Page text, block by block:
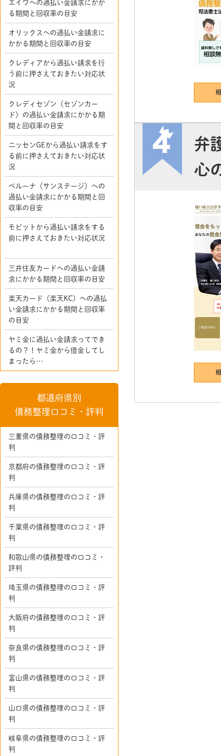
弁
心
エイワへの過払い金請求にかか
る期間と回収率の目安
オリックスへの過払い金請求に
かかる期間と回収率の目安
クレディアから過払い請求を行
う前に押さえておきたい対応状
況
クレディセゾン（セゾンカー
ド）の過払い金請求にかかる期
間と回収率の目安
ニッセンGEから過払い請求をす
る前に押さえておきたい対応状
況
ベルーナ（サンステージ）への
過払い金請求にかかる期間と回
収率の目安
モビットから過払い請求をする
前に押さえておきたい対応状況
三井住友カードへの過払い金請
求にかかる期間と回収率の目安
楽天カード（楽天KC）への過払
い金請求にかかる期間と回収率
の目安
ヤミ金に過払い金請求ってでき
るの？！ヤミ金から借金してし
まったら…
都道府県別
債務整理口コミ・評判
三重県の債務整理の口コミ・評
判
京都府の債務整理の口コミ・評
判
兵庫県の債務整理の口コミ・評
判
千葉県の債務整理の口コミ・評
判
和歌山県の債務整理の口コミ・
評判
埼玉県の債務整理の口コミ・評
判
大阪府の債務整理の口コミ・評
判
奈良県の債務整理の口コミ・評
判
富山県の債務整理の口コミ・評
判
山口県の債務整理の口コミ・評
判
岐阜県の債務整理の口コミ・評
判